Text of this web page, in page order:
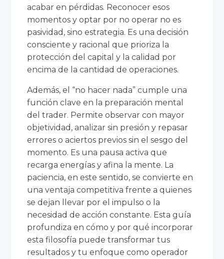
acabar en pérdidas. Reconocer esos
momentos y optar por no operar no es
pasividad, sino estrategia. Es una decisión
consciente y racional que prioriza la
protección del capital y la calidad por
encima de la cantidad de operaciones.
Además, el “no hacer nada” cumple una
función clave en la preparación mental
del trader. Permite observar con mayor
objetividad, analizar sin presión y repasar
errores o aciertos previos sin el sesgo del
momento. Es una pausa activa que
recarga energías y afina la mente. La
paciencia, en este sentido, se convierte en
una ventaja competitiva frente a quienes
se dejan llevar por el impulso o la
necesidad de acción constante. Esta guía
profundiza en cómo y por qué incorporar
esta filosofía puede transformar tus
resultados y tu enfoque como operador